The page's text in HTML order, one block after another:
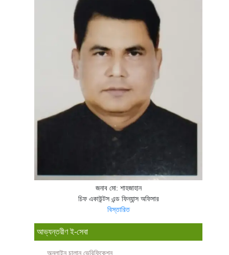
জনাব মো: শাহজাহান
চিফ একাউন্টস এন্ড ফিন্যান্স অফিসার
বিস্তারিত
আভ্যন্তরীণ ই-সেবা
অনলাইন চালান ভেরিফিকেশন